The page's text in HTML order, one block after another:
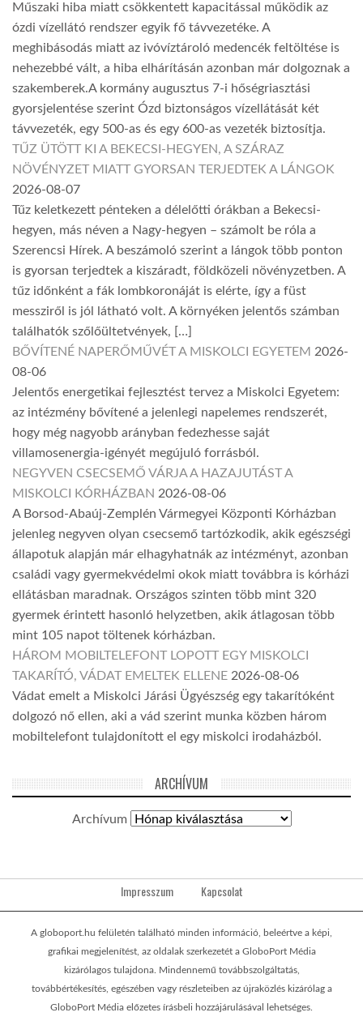
Műszaki hiba miatt csökkentett kapacitással működik az
ózdi vízellátó rendszer egyik fő távvezetéke. A
meghibásodás miatt az ivóvíztároló medencék feltöltése is
nehezebbé vált, a hiba elhárításán azonban már dolgoznak a
szakemberek.A kormány augusztus 7-i hőségriasztási
gyorsjelentése szerint Ózd biztonságos vízellátását két
távvezeték, egy 500-as és egy 600-as vezeték biztosítja.
TŰZ ÜTÖTT KI A BEKECSI-HEGYEN, A SZÁRAZ
NÖVÉNYZET MIATT GYORSAN TERJEDTEK A LÁNGOK
2026-08-07
Tűz keletkezett pénteken a délelőtti órákban a Bekecsi-
hegyen, más néven a Nagy-hegyen – számolt be róla a
Szerencsi Hírek. A beszámoló szerint a lángok több ponton
is gyorsan terjedtek a kiszáradt, földközeli növényzetben. A
tűz időnként a fák lombkoronáját is elérte, így a füst
messziről is jól látható volt. A környéken jelentős számban
találhatók szőlőültetvények, […]
BŐVÍTENÉ NAPERŐMŰVÉT A MISKOLCI EGYETEM 2026-
08-06
Jelentős energetikai fejlesztést tervez a Miskolci Egyetem:
az intézmény bővítené a jelenlegi napelemes rendszerét,
hogy még nagyobb arányban fedezhesse saját
villamosenergia-igényét megújuló forrásból.
NEGYVEN CSECSEMŐ VÁRJA A HAZAJUTÁST A
MISKOLCI KÓRHÁZBAN 2026-08-06
A Borsod-Abaúj-Zemplén Vármegyei Központi Kórházban
jelenleg negyven olyan csecsemő tartózkodik, akik egészségi
állapotuk alapján már elhagyhatnák az intézményt, azonban
családi vagy gyermekvédelmi okok miatt továbbra is kórházi
ellátásban maradnak. Országos szinten több mint 320
gyermek érintett hasonló helyzetben, akik átlagosan több
mint 105 napot töltenek kórházban.
HÁROM MOBILTELEFONT LOPOTT EGY MISKOLCI
TAKARÍTÓ, VÁDAT EMELTEK ELLENE 2026-08-06
Vádat emelt a Miskolci Járási Ügyészség egy takarítóként
dolgozó nő ellen, aki a vád szerint munka közben három
mobiltelefont tulajdonított el egy miskolci irodaházból.
ARCHÍVUM
Archívum
Impresszum Kapcsolat
A globoport.hu felületén található minden információ, beleértve a képi,
grafikai megjelenítést, az oldalak szerkezetét a GloboPort Média
kizárólagos tulajdona. Mindennemű továbbszolgáltatás,
továbbértékesítés, egészében vagy részleteiben az újraközlés kizárólag a
GloboPort Média előzetes írásbeli hozzájárulásával lehetséges.